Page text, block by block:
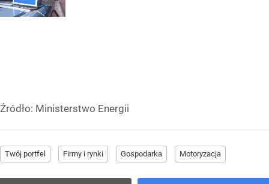
Źródło: Ministerstwo Energii
Twój portfel Firmy i rynki Gospodarka Motoryzacja